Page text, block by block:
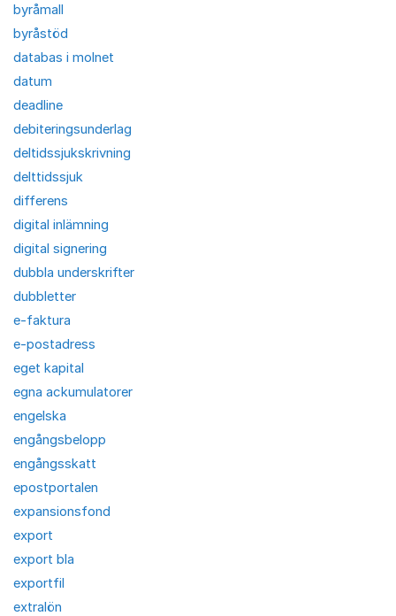
byråmall
byråstöd
databas i molnet
datum
deadline
debiteringsunderlag
deltidssjukskrivning
delttidssjuk
differens
digital inlämning
digital signering
dubbla underskrifter
dubbletter
e-faktura
e-postadress
eget kapital
egna ackumulatorer
engelska
engångsbelopp
engångsskatt
epostportalen
expansionsfond
export
export bla
exportfil
extralön